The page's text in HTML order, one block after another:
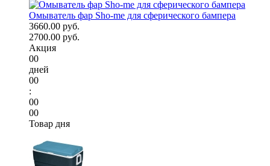
Омыватель фар Sho-me для сферического бампера
3660.00 руб.
2700.00 руб.
Акция
00
дней
00
:
00
00
Товар дня